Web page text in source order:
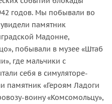
годов. Мы побывали во
памятник
Мадонне,
побывали в музее «Штаб
где мальчики с
себя в симуляторе-
памятник «Героям Ладоги
воину «Комсомольцу»,